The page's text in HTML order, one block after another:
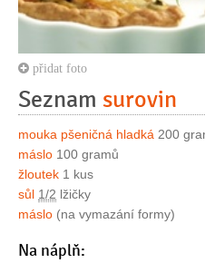
přidat foto
Seznam surovin
mouka pšeničná hladká 200
máslo 100 gramů
žloutek 1 kus
sůl 1/2 lžičky
máslo (na vymazání formy)
Na náplň: